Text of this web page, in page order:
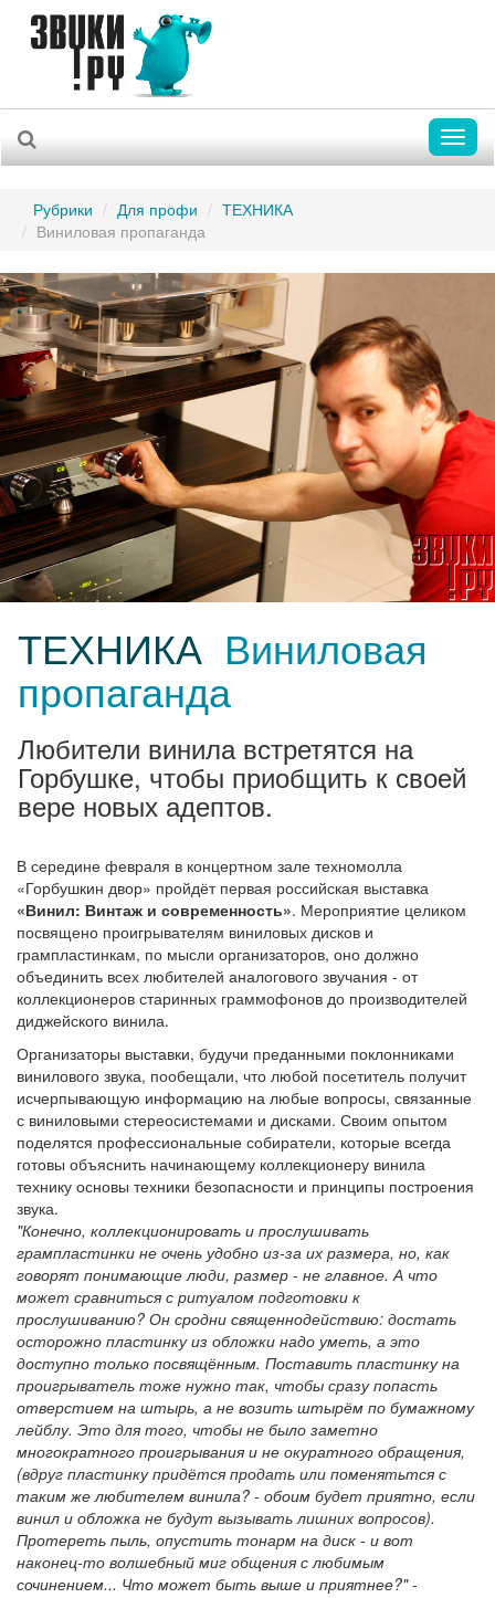
Рубрики Для профи
ТЕХНИКА
Виниловая пропаганда
ТЕХНИКА Виниловая
пропаганда
Любители винила встретятся на
Горбушке, чтобы приобщить к своей
вере новых адептов.
В середине февраля в концертном зале техномолла
«Горбушкин двор» пройдёт первая российская выставка
«Винил: Винтаж и современность». Мероприятие целиком
посвящено проигрывателям виниловых дисков и
грампластинкам, по мысли организаторов, оно должно
объединить всех любителей аналогового звучания - от
коллекционеров старинных граммофонов до производителей
диджейского винила.
Организаторы выставки, будучи преданными поклонниками
винилового звука, пообещали, что любой посетитель получит
исчерпывающую информацию на любые вопросы, связанные
с виниловыми стереосистемами и дисками. Своим опытом
поделятся профессиональные собиратели, которые всегда
готовы объяснить начинающему коллекционеру винила
технику основы техники безопасности и принципы построения
звука.
"Конечно, коллекционировать и прослушивать
грампластинки не очень удобно из-за их размера, но, как
говорят понимающие люди, размер - не главное. А что
может сравниться с ритуалом подготовки к
прослушиванию? Он сродни священнодействию: достать
осторожно пластинку из обложки надо уметь, а это
доступно только посвящённым. Поставить пластинку на
проигрыватель тоже нужно так, чтобы сразу попасть
отверстием на штырь, а не возить штырём по бумажному
лейблу. Это для того, чтобы не было заметно
многократного проигрывания и не окуратного обращения,
(вдруг пластинку придётся продать или поменятьтся с
таким же любителем винила? - обоим будет приятно, если
винил и обложка не будут вызывать лишних вопросов).
Протереть пыль, опустить тонарм на диск - и вот
наконец-то волшебный миг общения с любимым
сочинением... Что может быть выше и приятнее?"-